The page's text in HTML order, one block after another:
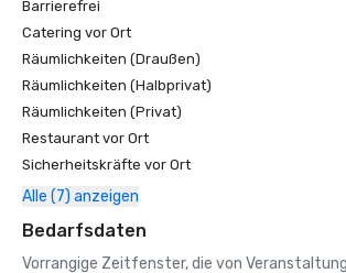
Barrierefrei
Catering vor Ort
Räumlichkeiten (Draußen)
Räumlichkeiten (Halbprivat)
Räumlichkeiten (Privat)
Restaurant vor Ort
Sicherheitskräfte vor Ort
Alle (7) anzeigen
Bedarfsdaten
Vorrangige Zeitfenster, die von